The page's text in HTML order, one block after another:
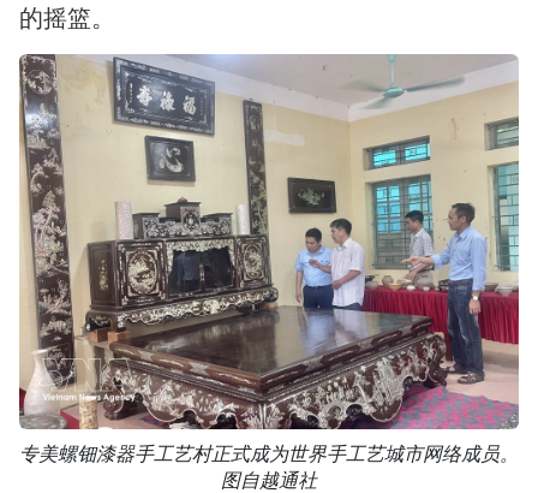
的摇篮。
专美螺钿漆器手工艺村正式成为世界手工艺城市网络成员。
图自越通社